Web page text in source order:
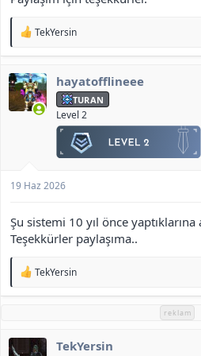
T
p
i
l
e
TekYersin
hayatofflineee
TURAN
Level 2
19 Haz 2026
Şu sistemi 10 yıl önce yaptıklarına
Teşekkürler paylaşıma..
T
p
l
e
TekYersin
reklam
TekYersin